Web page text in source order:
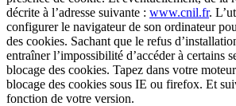
décrite à l’adresse suivante : www.cnil.fr.
configurer le navigateur de son ordinateur
des cookies. Sachant que le refus
entraîner l’impossibilité d’accéder à certains
blocage des cookies. Tapez dans votre
blocage des cookies sous IE ou firefox. Et
fonction de votre version.